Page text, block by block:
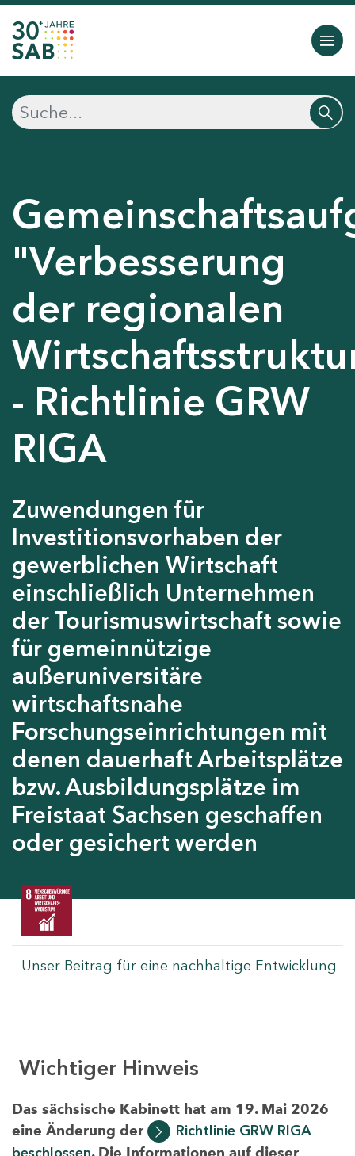
"Verbesserung
der regionalen
- Richtlinie GRW
RIGA
Zuwendungen für
Investitionsvorhaben der
gewerblichen Wirtschaft
einschließlich Unternehmen
der Tourismuswirtschaft sowie
für gemeinnützige
außeruniversitäre
wirtschaftsnahe
Forschungseinrichtungen mit
denen dauerhaft Arbeitsplätze
bzw. Ausbildungsplätze im
Freistaat Sachsen geschaffen
oder gesichert werden
Unser Beitrag für eine nachhaltige Entwicklung
Wichtiger Hinweis
Das sächsische Kabinett hat am 19. Mai 2026
eine Änderung der
Richtlinie GRW RIGA